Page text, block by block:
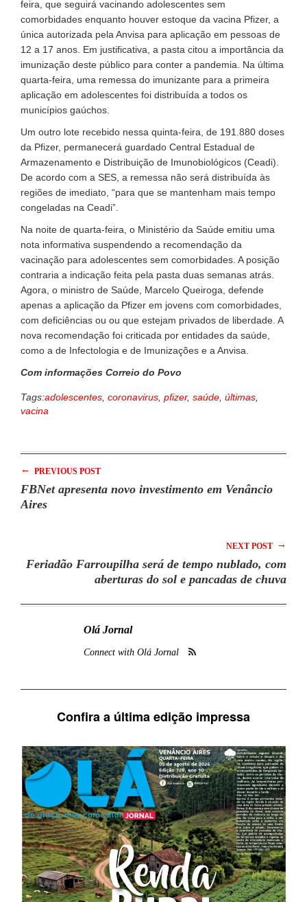
feira, que seguirá vacinando adolescentes sem
comorbidades enquanto houver estoque da vacina Pfizer, a
única autorizada pela Anvisa para aplicação em pessoas de
12 a 17 anos. Em justificativa, a pasta citou a importância da
imunização deste público para conter a pandemia. Na última
quarta-feira, uma remessa do imunizante para a primeira
aplicação em adolescentes foi distribuída a todos os
municípios gaúchos.
Um outro lote recebido nessa quinta-feira, de 191.880 doses
da Pfizer, permanecerá guardado Central Estadual de
Armazenamento e Distribuição de Imunobiológicos (Ceadi).
De acordo com a SES, a remessa não será distribuída às
regiões de imediato, “para que se mantenham mais tempo
congeladas na Ceadi”.
Na noite de quarta-feira, o Ministério da Saúde emitiu uma
nota informativa suspendendo a recomendação da
vacinação para adolescentes sem comorbidades. A posição
contraria a indicação feita pela pasta duas semanas atrás.
Agora, o ministro de Saúde, Marcelo Queiroga, defende
apenas a aplicação da Pfizer em jovens com comorbidades,
com deficiências ou ou que estejam privados de liberdade. A
nova recomendação foi criticada por entidades da saúde,
como a de Infectologia e de Imunizações e a Anvisa.
Com informações Correio do Povo
Tags:adolescentes coronavirus pfizer, saúde últimas
vacina
← PREVIOUS POST
FBNet apresenta novo investimento em Venâncio
Aires
NEXT POST →
Feriadão Farroupilha será de tempo nublado, com
aberturas do sol e pancadas de chuva
Olá Jornal
Connect with Olá Jornal
Confira a última edição impressa